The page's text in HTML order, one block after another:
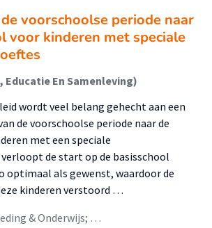
voorschoolse periode naar
voor kinderen met speciale
Educatie En Samenleving)
wordt veel belang gehecht aan een
de voorschoolse periode naar de
met een speciale
de start op de basisschool
optimaal als gewenst, waardoor de
kinderen verstoord …
& Onderwijs; …